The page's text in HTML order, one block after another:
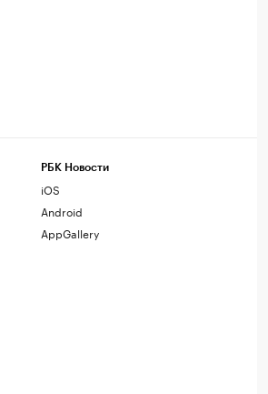
РБК Новости
iOS
Android
AppGallery